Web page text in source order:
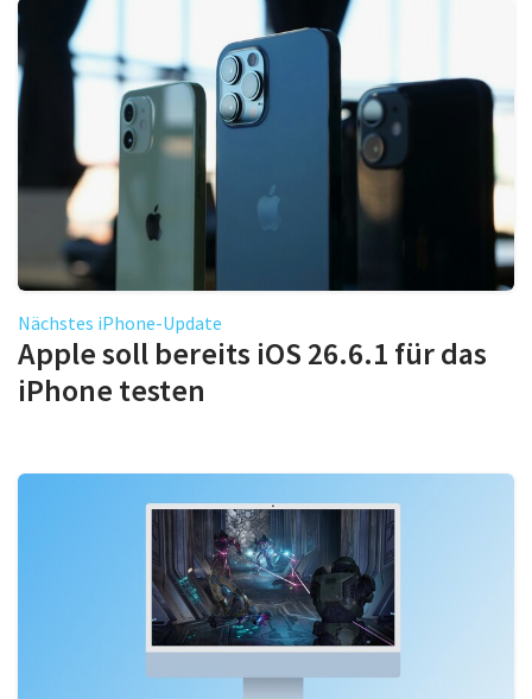
Nächstes iPhone-Update
Apple soll bereits iOS 26.6.1 für das
iPhone testen